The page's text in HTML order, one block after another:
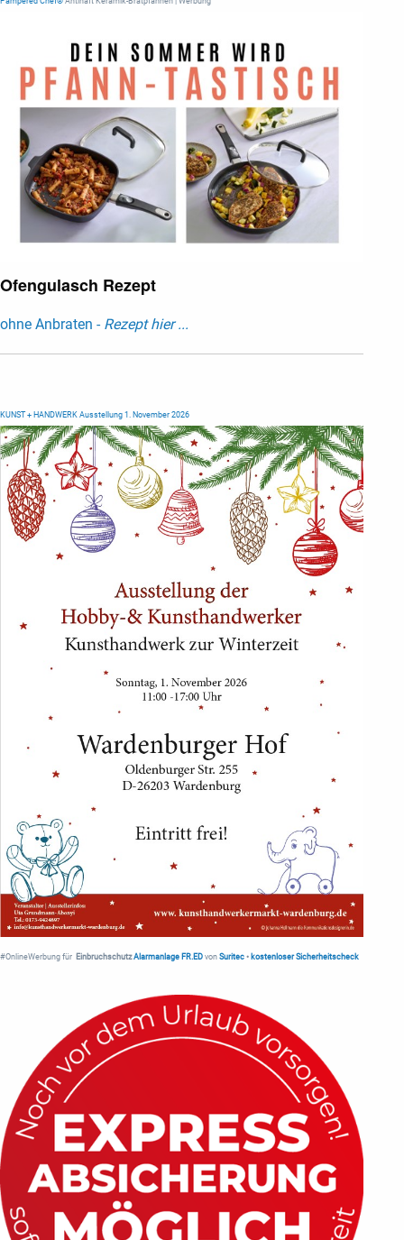
Ofengulasch Rezept
ohne Anbraten - Rezept hier ...
KUNST + HANDWERK Ausstellung 1. November 2026
#OnlineWerbung für Einbruchschutz Alarmanlage FR.ED von Suritec • kostenloser Sicherheitscheck